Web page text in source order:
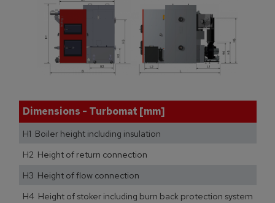
Dimensions - Turbomat [mm]
H1 Boiler height including insulation
H2 Height of return connection
H3 Height of flow connection
H4 Height of stoker including burn back protection system